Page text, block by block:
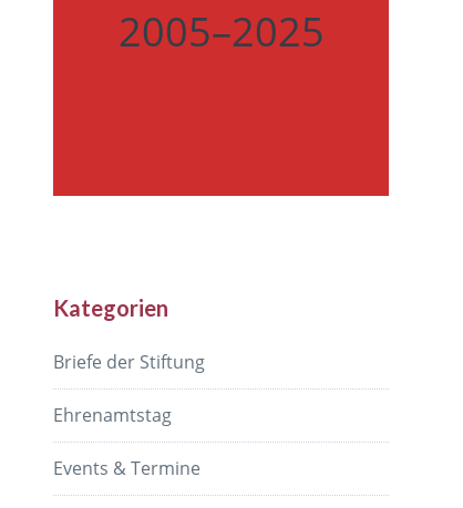
2005–2025
Kategorien
Briefe der Stiftung
Ehrenamtstag
Events & Termine